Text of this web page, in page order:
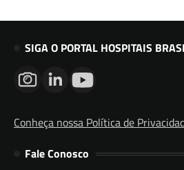
SIGA O PORTAL HOSPITAIS
Conheça nossa Política de
Fale Conosco